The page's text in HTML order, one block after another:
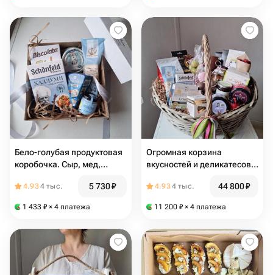
Бело-голубая продуктовая
коробочка. Сыр, мед,
палочки с шоколадом
4.934 тыс. 5 730₽
1 433 ₽ × 4 платежа
Огромная корзина
вкусностей и деликатесов.
кофе, конфеты, паштет,
Дофаминовый
4.934 тыс. 44 800₽
11 200 ₽ × 4 платежа